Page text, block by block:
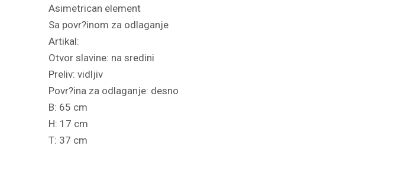
Asimetrican element
Sa povr?inom za odlaganje
Artikal:
Otvor slavine: na sredini
Preliv: vidljiv
Povr?ina za odlaganje: desno
B: 65 cm
H: 17 cm
T: 37 cm